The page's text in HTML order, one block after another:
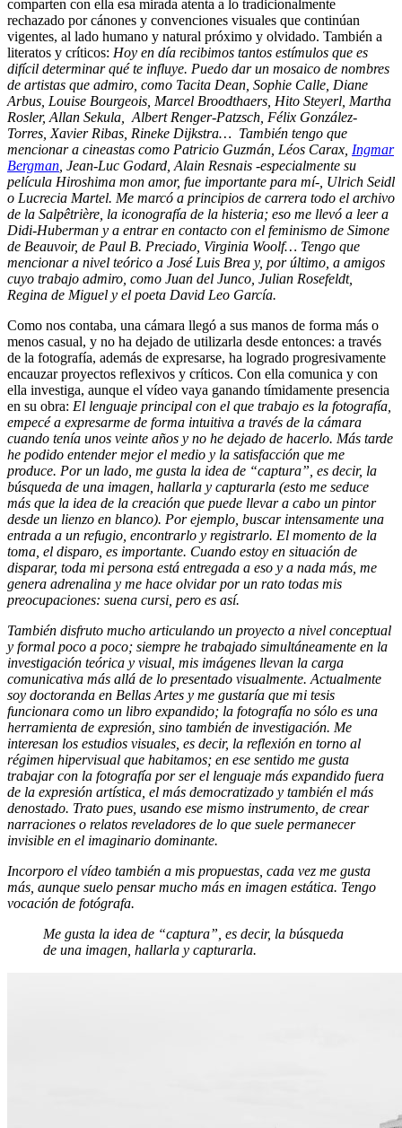
comparten con ella esa mirada atenta a lo tradicionalmente
rechazado por cánones y convenciones visuales que continúan
vigentes, al lado humano y natural próximo y olvidado. También a
literatos y críticos: Hoy en día recibimos tantos estímulos que es
difícil determinar qué te influye. Puedo dar un mosaico de nombres
de artistas que admiro, como Tacita Dean, Sophie Calle, Diane
Arbus, Louise Bourgeois, Marcel Broodthaers, Hito Steyerl, Martha
Rosler, Allan Sekula, Albert Renger-Patzsch, Félix González-
Torres, Xavier Ribas, Rineke Dijkstra… También tengo que
mencionar a cineastas como Patricio Guzmán, Léos Carax, Ingmar
Bergman , Jean-Luc Godard, Alain Resnais -especialmente su
película Hiroshima mon amor, fue importante para mí-, Ulrich Seidl
o Lucrecia Martel. Me marcó a principios de carrera todo el archivo
de la Salpêtrière, la iconografía de la histeria; eso me llevó a leer a
Didi-Huberman y a entrar en contacto con el feminismo de Simone
de Beauvoir, de Paul B. Preciado, Virginia Woolf… Tengo que
mencionar a nivel teórico a José Luis Brea y, por último, a amigos
cuyo trabajo admiro, como Juan del Junco, Julian Rosefeldt,
Regina de Miguel y el poeta David Leo García.
Como nos contaba, una cámara llegó a sus manos de forma más o
menos casual, y no ha dejado de utilizarla desde entonces: a través
de la fotografía, además de expresarse, ha logrado progresivamente
encauzar proyectos reflexivos y críticos. Con ella comunica y con
ella investiga, aunque el vídeo vaya ganando tímidamente presencia
en su obra: El lenguaje principal con el que trabajo es la fotografía,
empecé a expresarme de forma intuitiva a través de la cámara
cuando tenía unos veinte años y no he dejado de hacerlo. Más tarde
he podido entender mejor el medio y la satisfacción que me
produce. Por un lado, me gusta la idea de “captura”, es decir, la
búsqueda de una imagen, hallarla y capturarla (esto me seduce
más que la idea de la creación que puede llevar a cabo un pintor
desde un lienzo en blanco). Por ejemplo, buscar intensamente una
entrada a un refugio, encontrarlo y registrarlo. El momento de la
toma, el disparo, es importante. Cuando estoy en situación de
disparar, toda mi persona está entregada a eso y a nada más, me
genera adrenalina y me hace olvidar por un rato todas mis
preocupaciones: suena cursi, pero es así.
También disfruto mucho articulando un proyecto a nivel conceptual
y formal poco a poco; siempre he trabajado simultáneamente en la
investigación teórica y visual, mis imágenes llevan la carga
comunicativa más allá de lo presentado visualmente. Actualmente
soy doctoranda en Bellas Artes y me gustaría que mi tesis
funcionara como un libro expandido; la fotografía no sólo es una
herramienta de expresión, sino también de investigación. Me
interesan los estudios visuales, es decir, la reflexión en torno al
régimen hipervisual que habitamos; en ese sentido me gusta
trabajar con la fotografía por ser el lenguaje más expandido fuera
de la expresión artística, el más democratizado y también el más
denostado. Trato pues, usando ese mismo instrumento, de crear
narraciones o relatos reveladores de lo que suele permanecer
invisible en el imaginario dominante.
Incorporo el vídeo también a mis propuestas, cada vez me gusta
más, aunque suelo pensar mucho más en imagen estática. Tengo
vocación de fotógrafa.
Me gusta la idea de “captura”, es decir, la búsqueda
de una imagen, hallarla y capturarla.